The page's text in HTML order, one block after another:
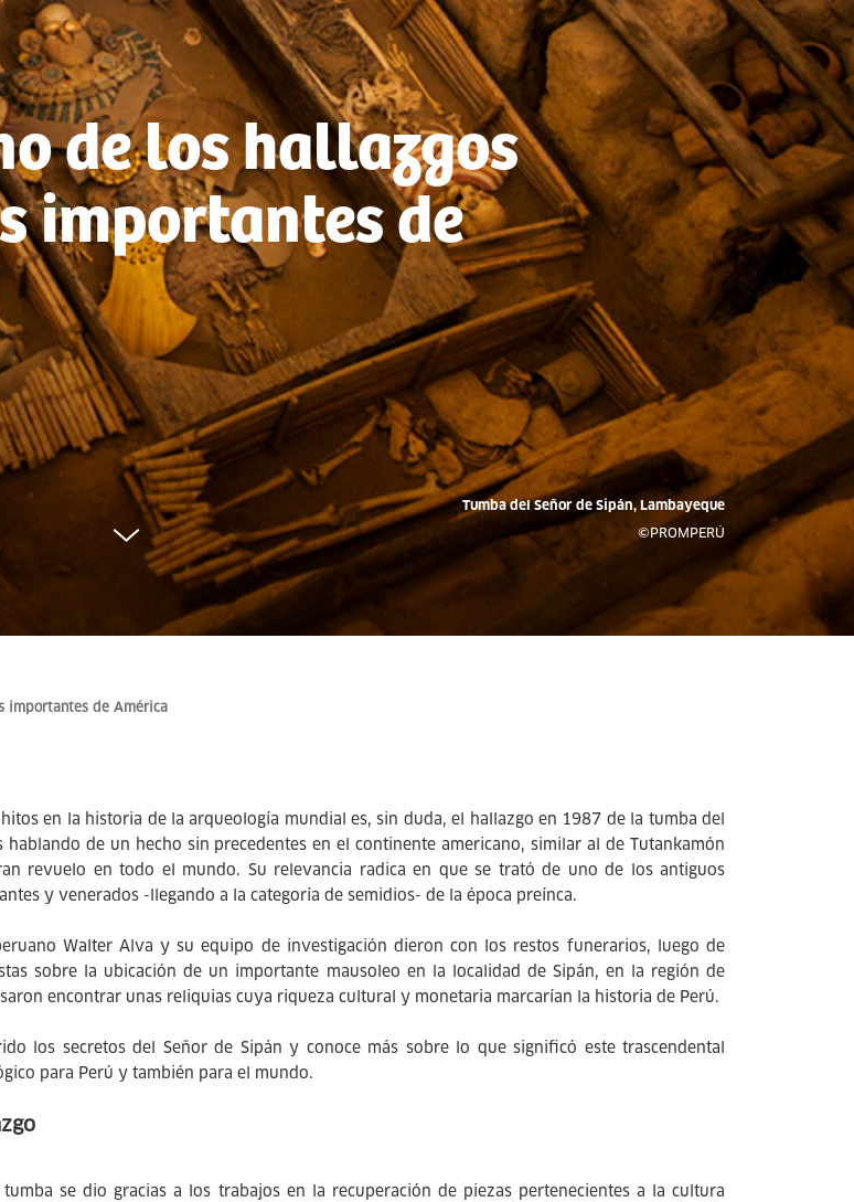
de los hallazgos
importantes de
Tumba del Señor de Sipán, Lambayeque
©PROMPERÚ
importantes de América
en la historia de la arqueología mundial es, sin duda, el hallazgo en 1987 de la tumba del
hablando de un hecho sin precedentes en el continente americano, similar al de Tutankamón
revuelo en todo el mundo. Su relevancia radica en que se trató de uno de los antiguos
y venerados -llegando a la categoría de semidios- de la época preínca.
Walter Alva y su equipo de investigación dieron con los restos funerarios, luego de
sobre la ubicación de un importante mausoleo en la localidad de Sipán, en la región de
encontrar unas reliquias cuya riqueza cultural y monetaria marcarían la historia de Perú.
los secretos del Señor de Sipán y conoce más sobre lo que significó este trascendental
para Perú y también para el mundo.
se dio gracias a los trabajos en la recuperación de piezas pertenecientes a la cultura